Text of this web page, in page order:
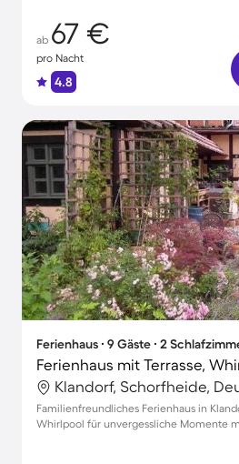
ab 67 €
pro Nacht
4.8
Ferienhaus ∙ 9 Gäste ∙ 2
Ferienhaus mit Terrasse,
Klandorf, Schorfheide,
Familienfreundliches Ferienhaus in
Whirlpool für unvergessliche Momente